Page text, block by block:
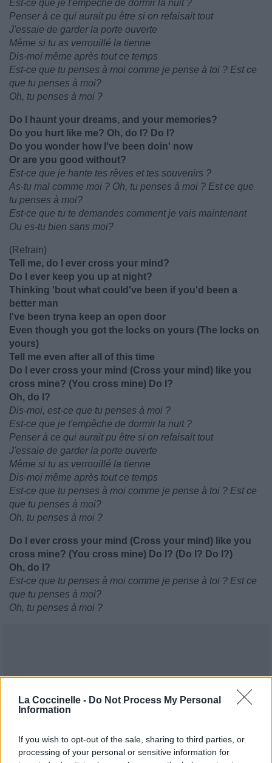
La Coccinelle - Do Not Process My Personal
Information
If you wish to opt-out of the sale, sharing to third parties, or
processing of your personal or sensitive information for
Est-ce que je t'empêche de dormir la nuit ?
Penser à ce qui aurait pu être si on refaisait tout
J'essaie de garder la porte ouverte
Même si tu as verrouillé la tienne
Dis-moi même après tout ce temps
Est-ce que tu penses à moi comme je pense à toi ? Est ce
que tu penses à moi?
Oh, tu penses à moi ?
Do I haunt your dreams, and your memories?
Do you hurt like me? Oh, do I? Do I?
Do you wonder how I've been doin' now
Or are you good without?
Est-ce que je hante tes rêves et tes souvenirs ?
As-tu mal comme moi ? Oh, tu penses à moi ? Est ce que
tu penses à moi?
Est-ce que tu te demandes comment je vais maintenant
Ou es-tu bien sans moi?
(Refrain)
Tell me, do I ever cross your mind?
Do I ever keep you up at night?
Thinking 'bout what could've been if you'd been a
better man
I've been tryna keep an open door
Even though you got the locks on yours (The locks on
yours)
Tell me even after all of this time
Do I ever cross your mind (Cross your mind) like you
cross mine? (You cross mine) Do I?
Oh, do I?
Dis-moi, est-ce que tu penses à moi ?
Est-ce que je t'empêche de dormir la nuit ?
Penser à ce qui aurait pu être si on refaisait tout
J'essaie de garder la porte ouverte
Même si tu as verrouillé la tienne
Dis-moi même après tout ce temps
Est-ce que tu penses à moi comme je pense à toi ? Est ce
que tu penses à moi?
Oh, tu penses à moi ?
Do I ever cross your mind (Cross your mind) like you
cross mine? (You cross mine) Do I? (Do I? Do I?)
Oh, do I?
Est-ce que tu penses à moi comme je pense à toi ? Est ce
que tu penses à moi?
Oh, tu penses à moi ?